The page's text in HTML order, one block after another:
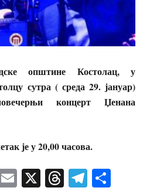
општине Костолац, у
сутра ( среда 29. јануар)
концерт Џенана
је у 20,00 часова.
Email
X Threads